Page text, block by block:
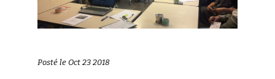
Posté le Oct 23 2018